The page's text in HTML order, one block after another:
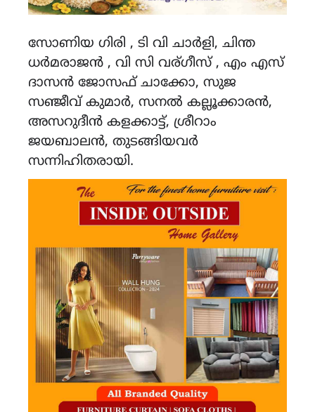
സോണിയ ഗിരി , ടി വി ചാർളി, ചിന്ത
ധർമരാജൻ , വി സി വര്ഗീസ് , എം എസ്
ദാസൻ ജോസഫ് ചാക്കോ, സുജ
സഞ്ജീവ് കുമാർ, സനൽ കല്ലൂക്കാരൻ,
അസറുദീൻ കളക്കാട്ട്, ശ്രീറാം
ജയബാലൻ, തുടങ്ങിയവർ
സന്നിഹിതരായി.